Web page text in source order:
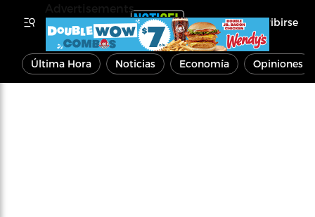
Inscribirse
Última Hora Noticias Economía Opiniones
Advertisements